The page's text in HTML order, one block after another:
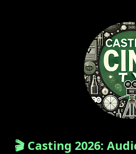
🎬 Casting 2026: